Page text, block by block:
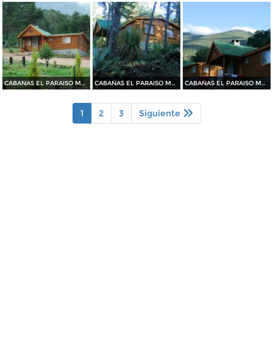
CABAÑAS EL PARAISO MAGISTERIAL CABAÑAS EL PARAISO MAGISTERIAL CABAÑAS EL PARAISO MAGISTERIAL
1 2 3 Siguiente